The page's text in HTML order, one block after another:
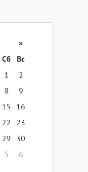
»
Сб
Вс
1
2
8
9
15
16
22
23
29
30
5 6